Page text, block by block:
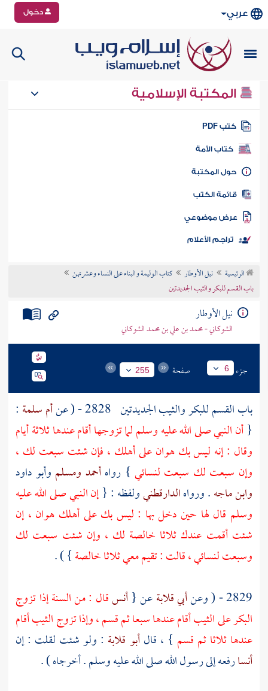
عربي دخول
المكتبة الإسلامية
كتب PDF
كتاب الأمة
المكتبة
الكتب
موضوعي
تراجم الأعلام
الرئيسية نيل الأوطار
كتاب الوليمة والبناء على النساء وعشرتهن
باب القسم للبكر والثيب الجديدتين
نيل الأوطار
الشوكاني - محمد بن علي بن محمد الشوكاني
جزء 6 صفحة 255
باب القسم للبكر والثيب الجديدتين أم سلمة :
{أن النبي صلى الله عليه وسلم لما تزوجها أقام عندها ثلاثة أيام
وقال : إنه ليس بك هوان على أهلك ، فإن شئت سبعت لك ،
وإن سبعت لك سبعت لنسائي } رواهأحمد ومسلم وأبو داود
وابن ماجه. ورواهالدارقطنيولفظه : {إن النبي صلى الله عليه
وسلم قال لها حين دخل بها : ليس بك على أهلك هوان ، إن
شئت أقمت عندك ثلاثا خالصة لك ، وإن شئت سبعت لك
وسبعت لنسائي ، قالت : تقيم معي ثلاثا خالصة} ) .
2829 - ( وعن
أبي قلابةعن {أنسقال : من السنة إذا تزوج
البكر على الثيب أقام عندها سبعا ثم قسم ، وإذا تزوج الثيب أقام
عندها ثلاثا ثم قسم } ، قالأبو قلابة : ولو شئت لقلت : إن
أنسارفعه إلى رسول الله صلى الله عليه وسلم . أخرجاه ) .